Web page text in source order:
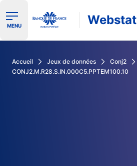
Ouvrir le menu de navigation
MENU Webstat
Accueil Jeux de données
Conj2
CONJ2.M.R28.S.IN.000C5.PPTEM100.10